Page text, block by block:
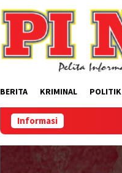
BERITA KRIMINAL POLITIK
Informasi